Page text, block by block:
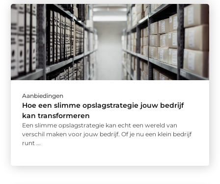
Aanbiedingen
Hoe een slimme opslagstrategie jouw bedrijf
kan transformeren
Een slimme opslagstrategie kan echt een wereld van
verschil maken voor jouw bedrijf. Of je nu een klein bedrijf
runt ...